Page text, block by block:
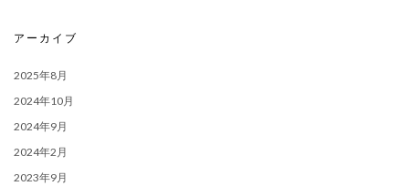
アーカイブ
2025年8月
2024年10月
2024年9月
2024年2月
2023年9月